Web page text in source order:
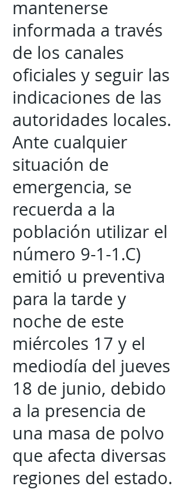
mantenerse
informada a través
de los canales
oficiales y seguir las
indicaciones de las
autoridades locales.
Ante cualquier
situación de
emergencia, se
recuerda a la
población utilizar el
número 9-1-1.C)
emitió u preventiva
para la tarde y
noche de este
miércoles 17 y el
mediodía del jueves
18 de junio, debido
a la presencia de
una masa de polvo
que afecta diversas
regiones del estado.